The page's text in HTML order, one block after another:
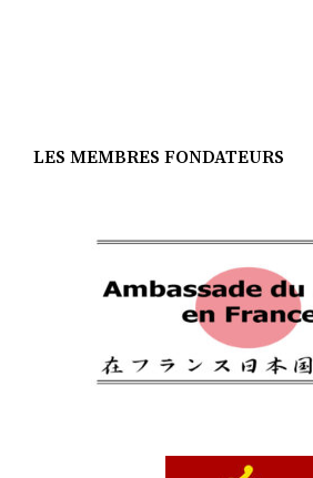
LES MEMBRES FONDATEURS